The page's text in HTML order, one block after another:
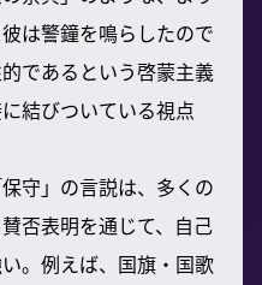
は警鐘を鳴らしたので
であるという啓蒙主義
結びついている視点
守」の言説は、多くの
否表明を通じて、自己
。例えば、国旗・国歌